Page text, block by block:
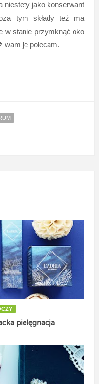
niestety jako konserwant
tym składy też ma
w stanie przymknąć oko
wam je polecam.
pielęgnacja